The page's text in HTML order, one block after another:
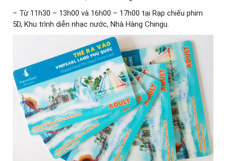
– Từ 11h30 – 13h00 và 16h00 – 17h00 tại Rạp chiếu phim
5D, Khu trình diễn nhạc nước, Nhà Hàng Chingu.